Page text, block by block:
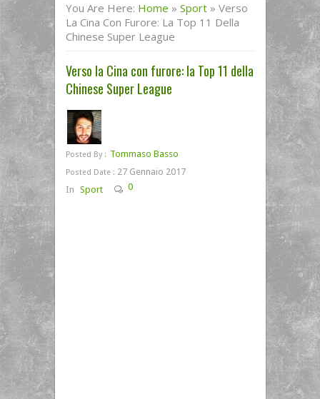
You Are Here: Home » Sport » Verso
La Cina Con Furore: La Top 11 Della
Chinese Super League
Verso la Cina con furore: la Top 11 della
Chinese Super League
Posted By : Tommaso Basso
Posted Date : 27 Gennaio 2017
In Sport 0